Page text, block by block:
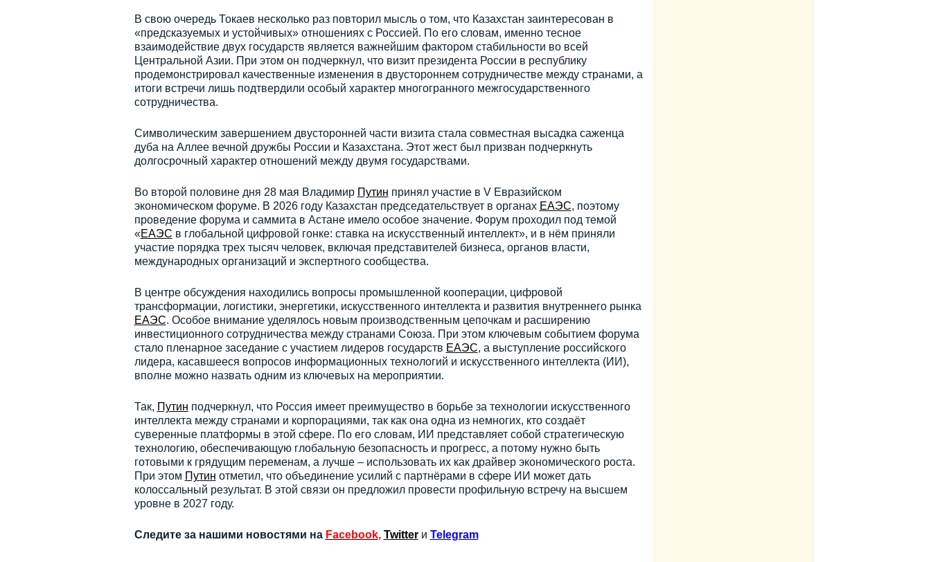
В свою очередь Токаев несколько раз повторил мысль о том, что Казахстан заинтересован в
«предсказуемых и устойчивых» отношениях с Россией. По его словам, именно тесное
взаимодействие двух государств является важнейшим фактором стабильности во всей
Центральной Азии. При этом он подчеркнул, что визит президента России в республику
продемонстрировал качественные изменения в двустороннем сотрудничестве между странами, а
итоги встречи лишь подтвердили особый характер многогранного межгосударственного
сотрудничества.
Символическим завершением двусторонней части визита стала совместная высадка саженца
дуба на Аллее вечной дружбы России и Казахстана. Этот жест был призван подчеркнуть
долгосрочный характер отношений между двумя государствами.
Во второй половине дня 28 мая Владимир Путин принял участие в V Евразийском
экономическом форуме. В 2026 году Казахстан председательствует в органах ЕАЭС, поэтому
проведение форума и саммита в Астане имело особое значение. Форум проходил под темой
«ЕАЭС в глобальной цифровой гонке: ставка на искусственный интеллект», и в нём приняли
участие порядка трех тысяч человек, включая представителей бизнеса, органов власти,
международных организаций и экспертного сообщества.
В центре обсуждения находились вопросы промышленной кооперации, цифровой
трансформации, логистики, энергетики, искусственного интеллекта и развития внутреннего рынка
ЕАЭС. Особое внимание уделялось новым производственным цепочкам и расширению
инвестиционного сотрудничества между странами Союза. При этом ключевым событием форума
стало пленарное заседание с участием лидеров государств ЕАЭС, а выступление российского
лидера, касавшееся вопросов информационных технологий и искусственного интеллекта (ИИ),
вполне можно назвать одним из ключевых на мероприятии.
Так, Путин подчеркнул, что Россия имеет преимущество в борьбе за технологии искусственного
интеллекта между странами и корпорациями, так как она одна из немногих, кто создаёт
суверенные платформы в этой сфере. По его словам, ИИ представляет собой стратегическую
технологию, обеспечивающую глобальную безопасность и прогресс, а потому нужно быть
готовыми к грядущим переменам, а лучше – использовать их как драйвер экономического роста.
При этом Путин отметил, что объединение усилий с партнёрами в сфере ИИ может дать
колоссальный результат. В этой связи он предложил провести профильную встречу на высшем
уровне в 2027 году.
Следите за нашими новостями на Facebook, Twitter и Telegram